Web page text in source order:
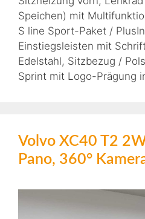
Speichen) mit
S line Sport-Paket /
Einstiegsleisten mit
Edelstahl, Sitzbezug /
Sprint mit Logo-Prägung
Volvo XC40 T2
Pano, 360°